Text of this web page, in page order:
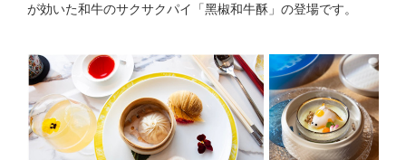
が効いた和牛のサクサクパイ「黑椒和牛酥」の登場です。